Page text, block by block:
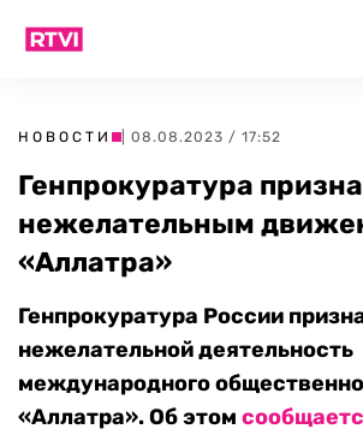
НОВОСТИ | 08.08.2023 / 17:52
Генпрокуратура
нежелательным
«Аллатра»
Генпрокуратура России
нежелательной деятельность
международного
«Аллатра». Об этом